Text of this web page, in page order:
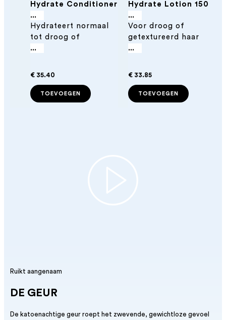
Hydrate Conditioner
250 ml - Natuurlijke
conditioner voor
droog haar
...
Hydrateert normaal
tot droog of
getextureerd haar
...
€ 35.40
TOEVOEGEN
Hydrate Lotion 150
ml - Natuurlijke
fohnlotion
...
Voor droog of
getextureerd haar
...
€ 33.85
TOEVOEGEN
Ruikt aangenaam
DE GEUR
De katoenachtige geur roept het zwevende, gewichtloze gevoel